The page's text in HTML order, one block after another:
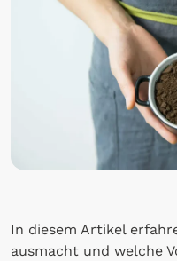
In diesem Artikel
ausmacht und welche